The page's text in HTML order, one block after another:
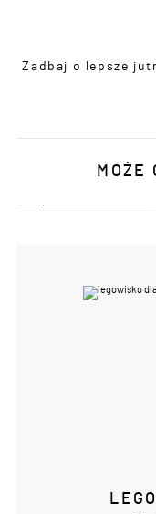
Zadbaj o lepsze
MOŻE